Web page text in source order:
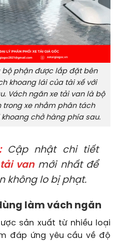
bộ phận được lắp đặt bên
khoang lái của tài xế với
Vách ngăn xe tải van là bộ
xe nhằm phân tách
chở hàng phía sau.
Cập nhật chi tiết
vanmới nhất để
không lo bị phạt.
làm vách ngăn
sản xuất từ nhiều loại
đáp ứng yêu cầu về độ